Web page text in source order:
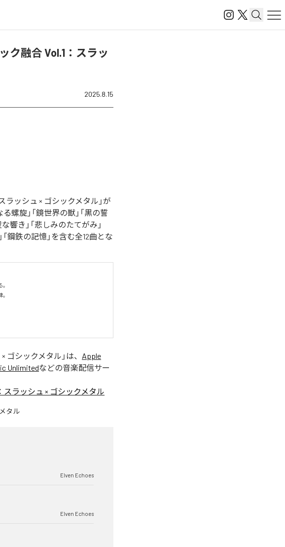
ク融合 Vol.1：スラッ
2025.8.15
ラッシュ × ゴシックメタル」が
旋」「鏡世界の獣」「黒の誓
響き」「悲しみのたてがみ」
「鋼鉄の記憶」を含む全12曲とな
ゴシックメタル 」は、 Apple
Unlimitedなどの音楽配信サー
スラッシュ × ゴシックメタル
Elven Echoes
Elven Echoes